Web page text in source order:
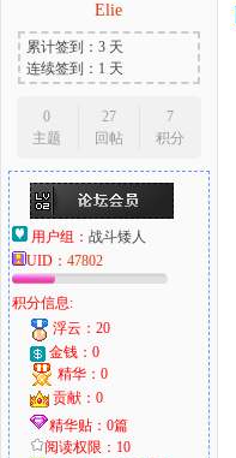
爱
Elie
累计签到：3 天
连续签到：1 天
0
主题
27
回帖
7
积分
用户组： 战斗矮人
UID： 47802
积分信息:
浮云：20
金钱：0
精华：0
贡献：0
精华贴：0篇
阅读权限：10